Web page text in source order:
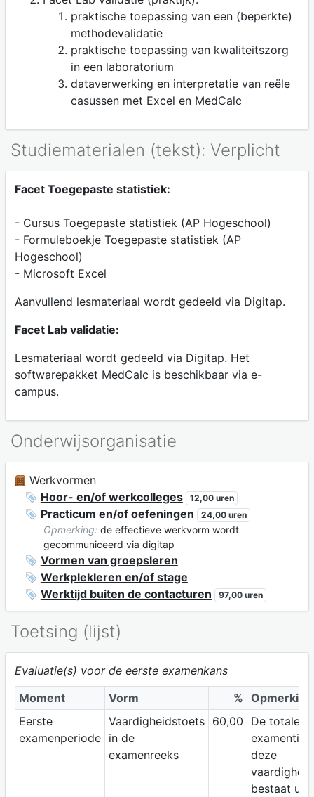
praktische toepassing van een (beperkte)
methodevalidatie
praktische toepassing van kwaliteitszorg
in een laboratorium
dataverwerking en interpretatie van reële
casussen met Excel en MedCalc
Studiematerialen (tekst): Verplicht
Facet Toegepaste statistiek:
- Cursus Toegepaste statistiek (AP Hogeschool)
- Formuleboekje Toegepaste statistiek (AP
Hogeschool)
- Microsoft Excel
Aanvullend lesmateriaal wordt gedeeld via Digitap.
Facet Lab validatie:
Lesmateriaal wordt gedeeld via Digitap. Het
softwarepakket MedCalc is beschikbaar via e-
campus.
Onderwijsorganisatie
Werkvormen
Hoor- en/of werkcolleges
12,00 uren
Practicum en/of oefeningen 24,00 uren
Opmerking: de effectieve werkvorm wordt
gecommuniceerd via digitap
Vormen van groepsleren
Werkplekleren en/of stage
Werktijd buiten de contacturen
97,00 uren
Toetsing (lijst)
Evaluatie(s) voor de eerste examenkans
Moment
Vorm % Opmerking
Eerste
examenperiode
Vaardigheidstoets
in de
examenreeks
60,00
De totale
examentijd
deze
bestaat uit